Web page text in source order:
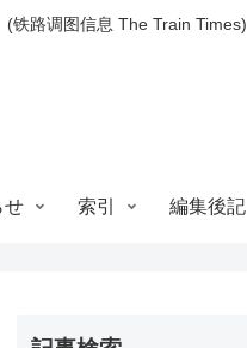
铁路调图信息 The Train Times)
せ 索引 編集後記